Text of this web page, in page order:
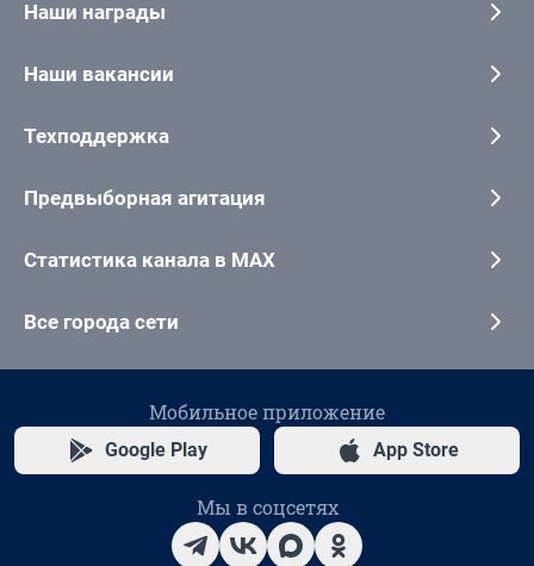
Наши награды
Наши вакансии
Техподдержка
Предвыборная агитация
Статистика канала в MAX
Все города сети
Мобильное приложение
Google Play App Store
Мы в соцсетях